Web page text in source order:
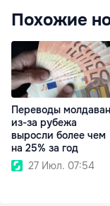
Похожие
Переводы молдаван
из-за рубежа
выросли более чем
на 25% за год
27 Июл. 07:54